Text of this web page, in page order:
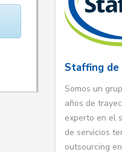
Staffing de
Somos un
años de
experto en el
de servicios
outsourcing